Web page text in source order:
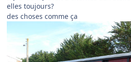
elles toujours?
des choses comme ça